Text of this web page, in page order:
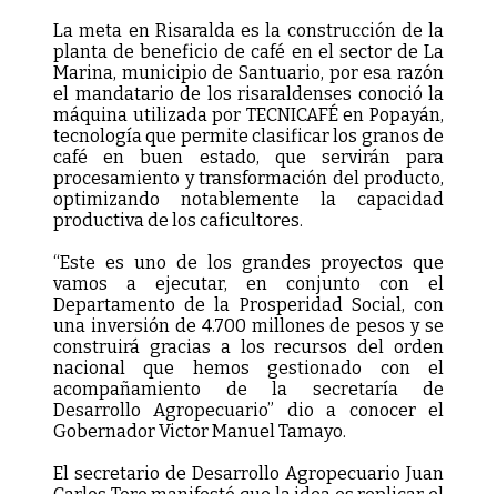
La meta en Risaralda es la construcción de la
planta de beneficio de café en el sector de La
Marina, municipio de Santuario, por esa razón
el mandatario de los risaraldenses conoció la
máquina utilizada por TECNICAFÉ en Popayán,
tecnología que permite clasificar los granos de
café en buen estado, que servirán para
procesamiento y transformación del producto,
optimizando notablemente la capacidad
productiva de los caficultores.
“Este es uno de los grandes proyectos que
vamos a ejecutar, en conjunto con el
Departamento de la Prosperidad Social, con
una inversión de 4.700 millones de pesos y se
construirá gracias a los recursos del orden
nacional que hemos gestionado con el
acompañamiento de la secretaría de
Desarrollo Agropecuario” dio a conocer el
Gobernador Victor Manuel Tamayo.
El secretario de Desarrollo Agropecuario Juan